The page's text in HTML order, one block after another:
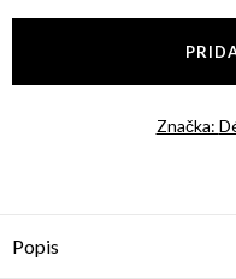
Značka:
Popis